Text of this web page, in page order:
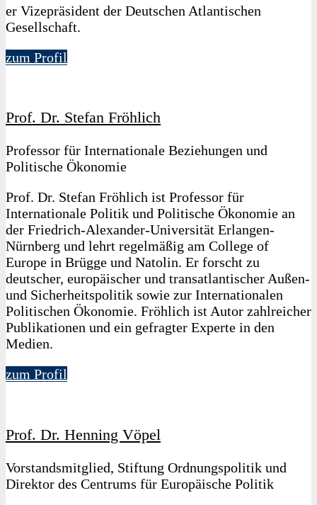
er Vizepräsident der Deutschen Atlantischen
Gesellschaft.
zum Profil
Prof. Dr. Stefan Fröhlich
Professor für Internationale Beziehungen und
Politische Ökonomie
Prof. Dr. Stefan Fröhlich ist Professor für
Internationale Politik und Politische Ökonomie an
der Friedrich-Alexander-Universität Erlangen-
Nürnberg und lehrt regelmäßig am College of
Europe in Brügge und Natolin. Er forscht zu
deutscher, europäischer und transatlantischer Außen-
und Sicherheitspolitik sowie zur Internationalen
Politischen Ökonomie. Fröhlich ist Autor zahlreicher
Publikationen und ein gefragter Experte in den
Medien.
zum Profil
Prof. Dr. Henning Vöpel
Vorstandsmitglied, Stiftung Ordnungspolitik und
Direktor des Centrums für Europäische Politik